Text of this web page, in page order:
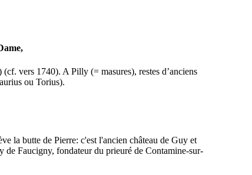
vers 1740). A Pilly (= masures), restes d’anciens
ou Torius).
la butte de Pierre: c'est l'ancien château de Guy et
Faucigny, fondateur du prieuré de Contamine-sur-